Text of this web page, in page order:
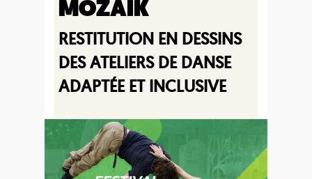
MOZAIK
RESTITUTION EN DESSINS
DES ATELIERS DE DANSE
ADAPTÉE ET INCLUSIVE